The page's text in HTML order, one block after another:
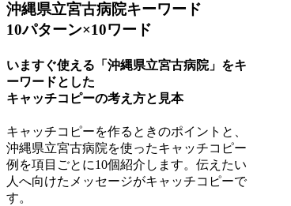
沖縄県立宮古病院キーワード
10パターン×10ワード
いますぐ使える「沖縄県立宮古病院」をキ
ーワードとした
キャッチコピーの考え方と見本
キャッチコピーを作るときのポイントと、
沖縄県立宮古病院を使ったキャッチコピー
例を項目ごとに10個紹介します。伝えたい
人へ向けたメッセージがキャッチコピーで
す。